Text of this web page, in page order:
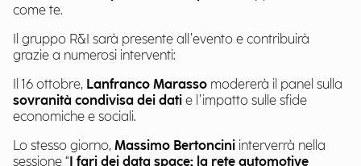
come te.
Il gruppo R&I sarà presente all’evento e contribuirà
grazie a numerosi interventi:
Il 16 ottobre, Lanfranco Marasso modererà il panel sulla
sovranità condivisa dei dati e l’impatto sulle sfide
economiche e sociali.
Lo stesso giorno, Massimo Bertoncini interverrà nella
sessione “I fari dei data space: la rete automotive